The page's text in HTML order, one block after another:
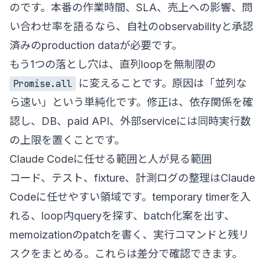
のです。本番の作業時間、SLA、売上への影響、問
い合わせ率を語るなら、自社のobservabilityと承認
済みのproduction dataが必要です。
もう1つの落とし穴は、直列loopを無制限の
Promise.all
に変えることです。原因は「並列な
ら速い」という単純化です。修正は、依存関係を確
認し、DB、paid API、外部serviceには同時実行数
の上限を置くことです。
Claude Codeに任せる範囲と人が見る範囲
コード、テスト、fixture、計測ログの整理はClaude
Codeに任せやすい領域です。temporary timerを入
れる、loop内queryを探す、batch化案を出す、
memoizationのpatchを書く、実行コマンドと残リ
スクをまとめる。これらは差分で確認できます。